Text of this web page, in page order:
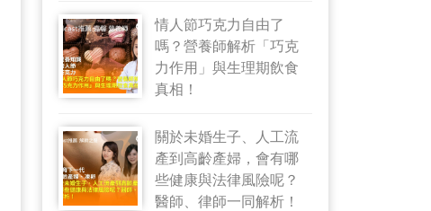
情人節巧克力自由了
嗎？營養師解析「巧克
力作用」與生理期飲食
真相！
關於未婚生子、人工流
產到高齡產婦，會有哪
些健康與法律風險呢？
醫師、律師一同解析！